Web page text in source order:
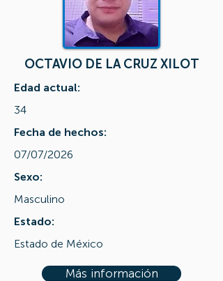
OCTAVIO DE LA CRUZ XILOT
Edad actual:
34
Fecha de hechos:
07/07/2026
Sexo:
Masculino
Estado:
Estado de México
Más información